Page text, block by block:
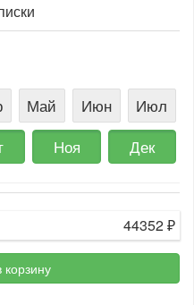
Май Июн
Июл
Ноя Дек
44352₽
корзину